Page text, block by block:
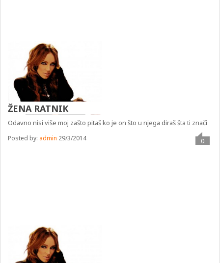
ŽENA RATNIK
Odavno nisi više moj zašto pitaš ko je on što u njega diraš šta ti znači
Posted by: admin 29/3/2014 0